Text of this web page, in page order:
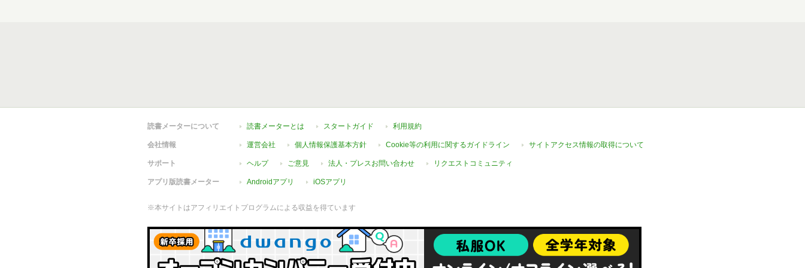
読書メーターについて 読書メーターとは スタートガイド 利用規約
会社情報 運営会社 個人情報保護基本方針 Cookie等の利用に関するガイドライン サイトアクセス情報の取得について
サポート ヘルプ ご意見 法人・プレスお問い合わせ リクエストコミュニティ
アプリ版読書メーター Androidアプリ iOSアプリ
※本サイトはアフィリエイトプログラムによる収益を得ています